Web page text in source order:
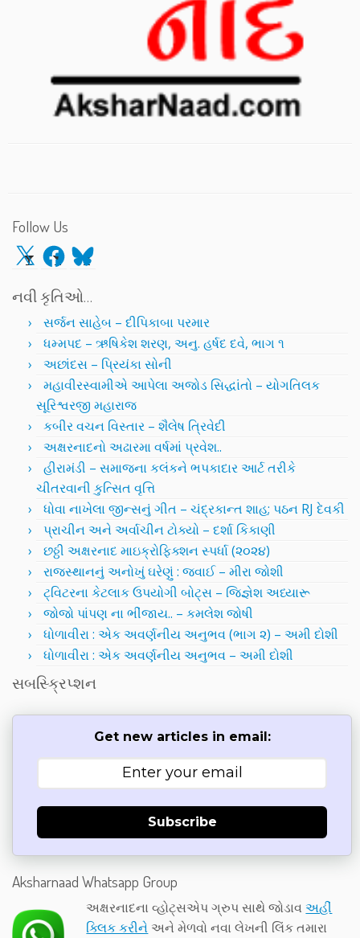
Follow Us
X Facebook
Bluesky
નવી કૃતિઓ…
સર્જન સાહેબ – દીપિકાબા પરમાર
ધમ્મપદ – ઋષિકેશ શરણ, અનુ. હર્ષદ દવે, ભાગ ૧
અછાંદસ – પ્રિયંકા સોની
મહાવીરસ્વામીએ આપેલા અજોડ સિદ્ધાંતો – યોગતિલક
સૂરિશ્વરજી મહારાજ
કબીર વચન વિસ્તાર – શૈલેષ ત્રિવેદી
અક્ષરનાદનો અઢારમા વર્ષમાં પ્રવેશ..
હીરામંડી – સમાજના કલંકને ભપકાદાર આર્ટ તરીકે
ચીતરવાની કુત્સિત વૃત્તિ
ધોવા નાખેલા જીન્સનું ગીત – ચંદ્રકાન્ત શાહ; પઠન RJ દેવકી
પ્રાચીન અને અર્વાચીન ટોક્યો – દર્શા કિકાણી
છઠ્ઠી અક્ષરનાદ માઇક્રોફિક્શન સ્પર્ધા (૨૦૨૪)
રાજસ્થાનનું અનોખું ઘરેણું : જવાઈ – મીરા જોશી
ટ્વિટરના કેટલાક ઉપયોગી બોટ્સ – જિજ્ઞેશ અધ્યારૂ
જોજો પાંપણ ના ભીંજાય.. – કમલેશ જોષી
ધોળાવીરા : એક અવર્ણનીય અનુભવ (ભાગ ૨) – અમી દોશી
ધોળાવીરા : એક અવર્ણનીય અનુભવ – અમી દોશી
સબસ્ક્રિપ્શન
Get new articles in email:
Subscribe
Aksharnaad Whatsapp Group
અક્ષરનાદના વ્હોટ્સએપ ગ્રુપ સાથે જોડાવઅહીં
ક્લિક કરીને અને મેળવો નવા લેખની લિંક તમારા